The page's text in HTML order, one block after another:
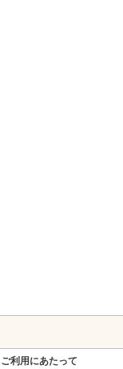
ご利用にあたって